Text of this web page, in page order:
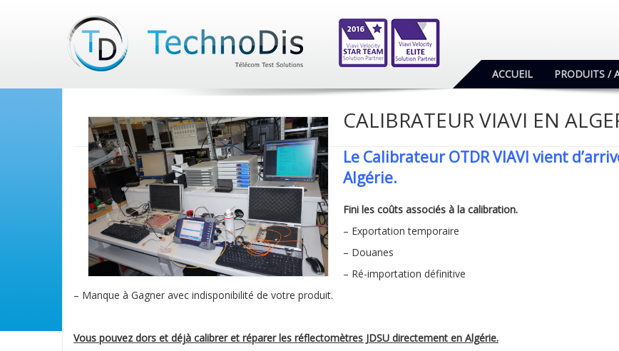
ACCUEIL PRODUITS /
CALIBRATEUR VIAVI EN
Le Calibrateur OTDR VIAVI vient
Algérie.
Fini les coûts associés à la calibration.
– Exportation temporaire
– Douanes
– Ré-importation définitive
– Manque à Gagner avec indisponibilité de votre produit.
Vous pouvez dors et déjà calibrer et réparer les réflectomètres JDSU directement en Algérie.